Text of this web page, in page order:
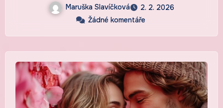
Maruška Slavíčková
2. 2. 2026
Žádné komentáře